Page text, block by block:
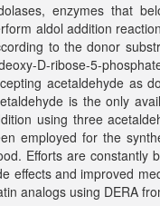
enzymes that
aldol addition
to the donor
D-ribose-5-
acetaldehyde as
is the only
using three
employed for the
Efforts are constantly
effects and improved
analogs using DERA